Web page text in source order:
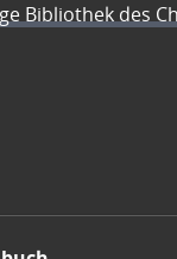
Bibliothek des